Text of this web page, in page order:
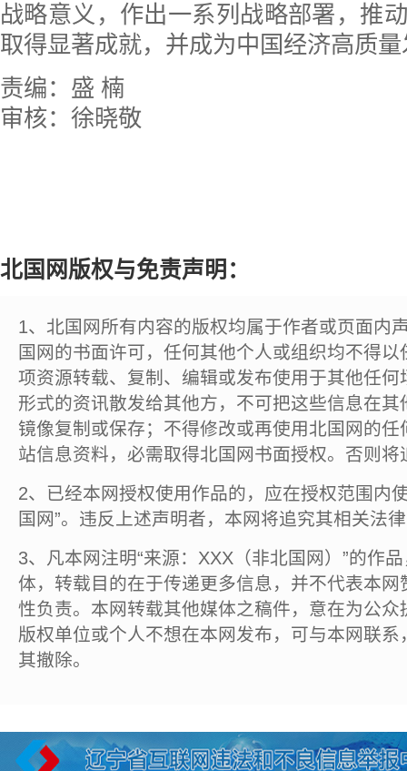
战略意义，作出一系列战略部署，推
取得显著成就，并成为中国经济高质
责编：盛 楠
审核：徐晓敬
北国网版权与免责声明：
1、北国网所有内容的版权均属于作者或页面内
国网的书面许可，任何其他个人或组织均不得
项资源转载、复制、编辑或发布使用于其他任
形式的资讯散发给其他方，不可把这些信息在
镜像复制或保存；不得修改或再使用北国网的
站信息资料，必需取得北国网书面授权。否则将
2、已经本网授权使用作品的，应在授权范围内
国网”。违反上述声明者，本网将追究其相关法
3、凡本网注明“来源：XXX（非北国网）”的作
体，转载目的在于传递更多信息，并不代表本
性负责。本网转载其他媒体之稿件，意在为公
版权单位或个人不想在本网发布，可与本网联
其撤除。